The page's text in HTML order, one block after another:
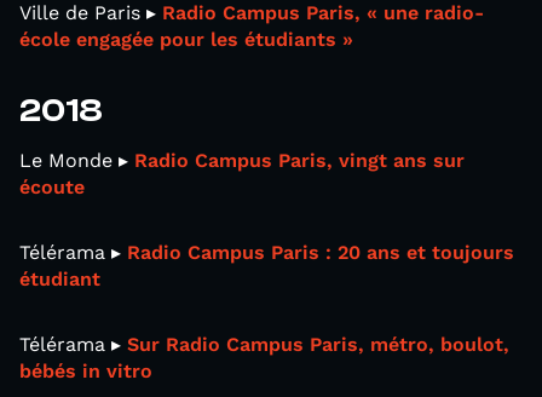
Ville de Paris ▸ Radio Campus Paris, « une radio-
école engagée pour les étudiants »
2018
Le Monde ▸ Radio Campus Paris, vingt ans sur
écoute
Télérama ▸ Radio Campus Paris : 20 ans et toujours
étudiant
Télérama ▸ Sur Radio Campus Paris, métro, boulot,
bébés in vitro